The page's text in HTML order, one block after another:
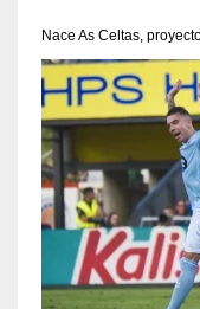
Nace As Celtas,